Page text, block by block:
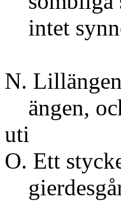
intet
N.
ängen,
uti
O. Ett